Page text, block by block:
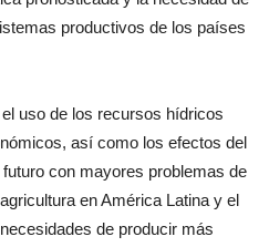
productivos de los países
uso de los recursos hídricos
así como los efectos del
con mayores problemas de
en América Latina y el
de producir más